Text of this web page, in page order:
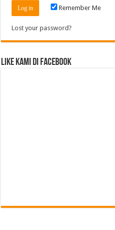
Remember Me
Lost your password?
Like Kami di Facebook